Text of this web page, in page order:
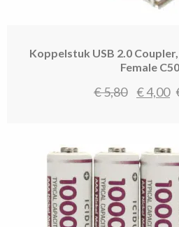
Koppelstuk USB 2.0 Coupler,
Female C50
€5,80
€ 5,80.
€4,00